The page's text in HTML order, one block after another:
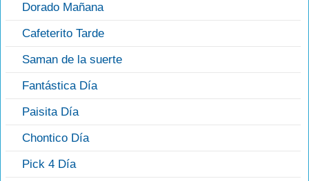
Dorado Mañana
Cafeterito Tarde
Saman de la suerte
Fantástica Día
Paisita Día
Chontico Día
Pick 4 Día